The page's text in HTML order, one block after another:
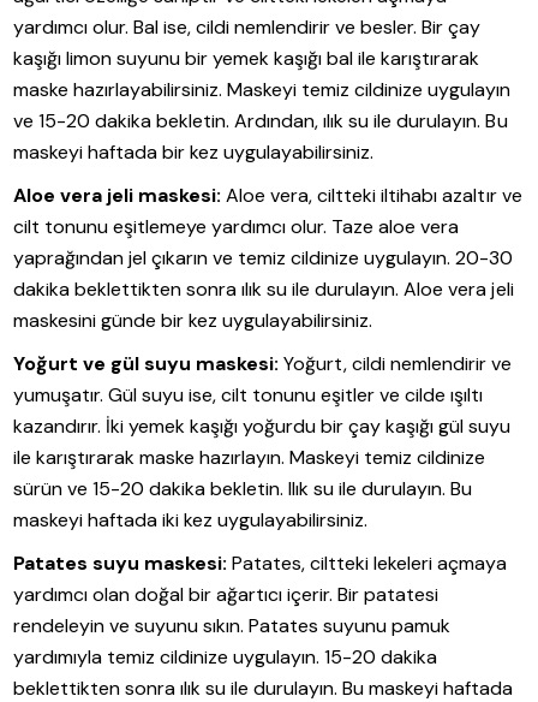
yardımcı olur. Bal ise, cildi nemlendirir ve besler. Bir çay
kaşığı limon suyunu bir yemek kaşığı bal ile karıştırarak
maske hazırlayabilirsiniz. Maskeyi temiz cildinize uygulayın
ve 15-20 dakika bekletin. Ardından, ılık su ile durulayın. Bu
maskeyi haftada bir kez uygulayabilirsiniz.
Aloe vera jeli maskesi: Aloe vera, ciltteki iltihabı azaltır ve
cilt tonunu eşitlemeye yardımcı olur. Taze aloe vera
yaprağından jel çıkarın ve temiz cildinize uygulayın. 20-30
dakika beklettikten sonra ılık su ile durulayın. Aloe vera jeli
maskesini günde bir kez uygulayabilirsiniz.
Yoğurt ve gül suyu maskesi: Yoğurt, cildi nemlendirir ve
yumuşatır. Gül suyu ise, cilt tonunu eşitler ve cilde ışıltı
kazandırır. İki yemek kaşığı yoğurdu bir çay kaşığı gül suyu
ile karıştırarak maske hazırlayın. Maskeyi temiz cildinize
sürün ve 15-20 dakika bekletin. Ilık su ile durulayın. Bu
maskeyi haftada iki kez uygulayabilirsiniz.
Patates suyu maskesi: Patates, ciltteki lekeleri açmaya
yardımcı olan doğal bir ağartıcı içerir. Bir patatesi
rendeleyin ve suyunu sıkın. Patates suyunu pamuk
yardımıyla temiz cildinize uygulayın. 15-20 dakika
beklettikten sonra ılık su ile durulayın. Bu maskeyi haftada